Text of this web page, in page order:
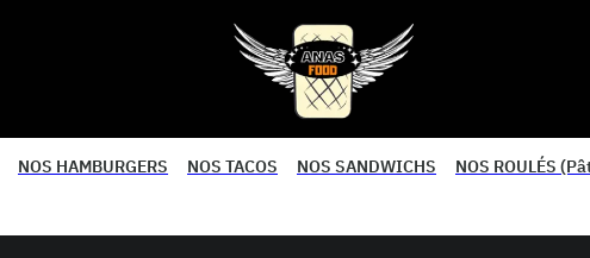
NOS HAMBURGERS NOS TACOS NOS SANDWICHS NOS ROULÉS